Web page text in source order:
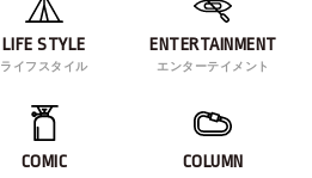
LIFE STYLE
ライフスタイル
ENTERTAINMENT
エンターテイメント
COMIC COLUMN